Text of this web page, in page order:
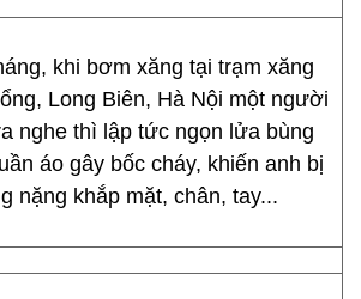
khi bơm xăng tại trạm xăng
Long Biên, Hà Nội một người
nghe thì lập tức ngọn lửa bùng
áo gây bốc cháy, khiến anh bị
nặng khắp mặt, chân, tay...